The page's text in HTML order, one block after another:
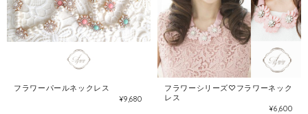
フラワーパールネックレス
¥9,680
フラワーシリーズ♡フラワーネック
レス
¥6,600